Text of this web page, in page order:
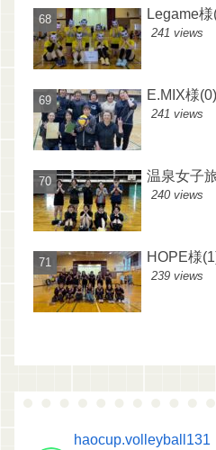
Legame
241 views
E.MIX様
241 views
温泉女子
240 views
HOPE様
239 views
haocup.volleyball131